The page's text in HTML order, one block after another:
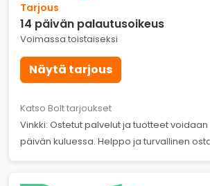
Tarjous
14 päivän palautusoikeus
Voimassa toistaiseksi
Näytä tarjous
Katso Bolt tarjoukset
Vinkki: Ostetut palvelut ja tuotteet
päivän kuluessa. Helppo ja turvallinen